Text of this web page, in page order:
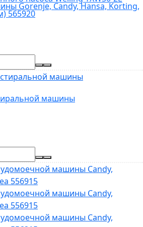
Gorenje, Candy, Hansa, Korting,
565920
машины